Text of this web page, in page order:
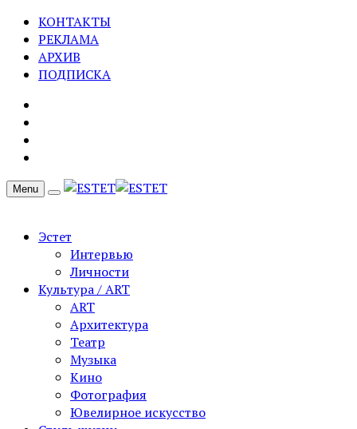
КОНТАКТЫ
РЕКЛАМА
АРХИВ
ПОДПИСКА
Menu
Эстет
Интервью
Личности
Культура / ART
ART
Архитектура
Театр
Музыка
Кино
Фотография
Ювелирное искусство